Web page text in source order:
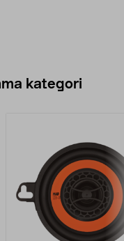
kategori